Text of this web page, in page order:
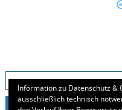
Suchen
nach:Information zu Datenschutz &
ausschließlich technisch